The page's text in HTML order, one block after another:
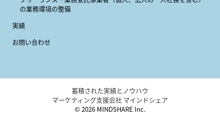
の業務環境の整備
実績
お問い合わせ
蓄積された実績とノウハウ
マーケティング支援会社 マインドシェア
© 2026 MINDSHARE Inc.